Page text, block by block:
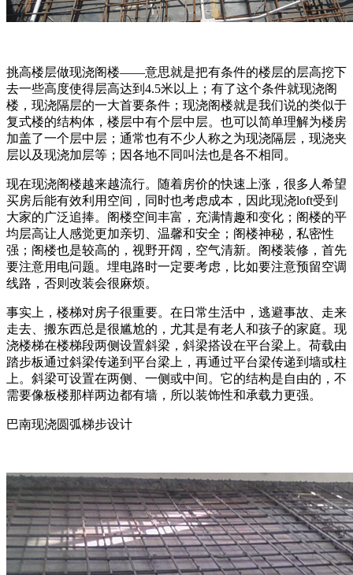
挑高楼层做现浇阁楼——意思就是把有条件的楼层的层高挖下
去一些高度使得层高达到4.5米以上；有了这个条件就现浇阁
楼，现浇隔层的一大首要条件；现浇阁楼就是我们说的类似于
复式楼的结构体，楼层中有个层中层。也可以简单理解为楼房
加盖了一个层中层；通常也有不少人称之为现浇隔层，现浇夹
层以及现浇加层等；因各地不同叫法也是各不相同。
现在现浇阁楼越来越流行。随着房价的快速上涨，很多人希望
买房后能有效利用空间，同时也考虑成本，因此现浇loft受到
大家的广泛追捧。阁楼空间丰富，充满情趣和变化；阁楼的平
均层高让人感觉更加亲切、温馨和安全；阁楼神秘，私密性
强；阁楼也是较高的，视野开阔，空气清新。阁楼装修，首先
要注意用电问题。埋电路时一定要考虑，比如要注意预留空调
线路，否则改装会很麻烦。
事实上，楼梯对房子很重要。在日常生活中，逃避事故、走来
走去、搬东西总是很尴尬的，尤其是有老人和孩子的家庭。现
浇楼梯在楼梯段两侧设置斜梁，斜梁搭设在平台梁上。荷载由
踏步板通过斜梁传递到平台梁上，再通过平台梁传递到墙或柱
上。斜梁可设置在两侧、一侧或中间。它的结构是自由的，不
需要像板楼那样两边都有墙，所以装饰性和承载力更强。
巴南现浇圆弧梯步设计